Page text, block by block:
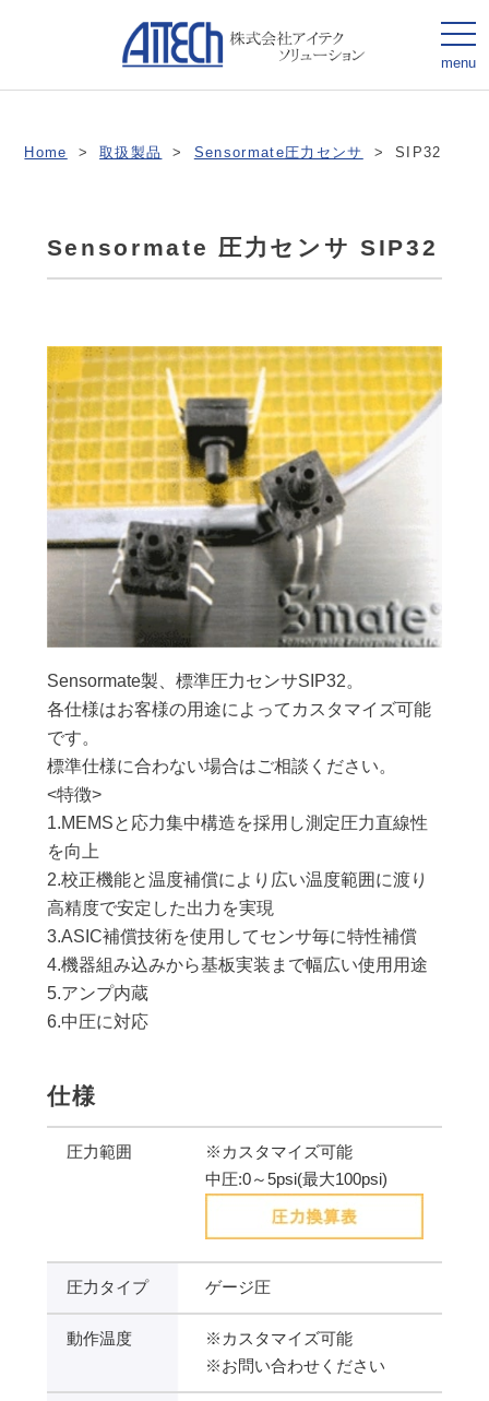
menu
Home > 取扱製品 > Sensormate圧力センサ > SIP32
Sensormate 圧力センサ SIP32
Sensormate製、標準圧力センサSIP32。
各仕様はお客様の用途によってカスタマイズ可能
です。
標準仕様に合わない場合はご相談ください。
<特徴>
1.MEMSと応力集中構造を採用し測定圧力直線性
を向上
2.校正機能と温度補償により広い温度範囲に渡り
高精度で安定した出力を実現
3.ASIC補償技術を使用してセンサ毎に特性補償
4.機器組み込みから基板実装まで幅広い使用用途
5.アンプ内蔵
6.中圧に対応
仕様
圧力範囲
※カスタマイズ可能
中圧:0～5psi(最大100psi)
圧力タイプ ゲージ圧
動作温度
※カスタマイズ可能
※お問い合わせください